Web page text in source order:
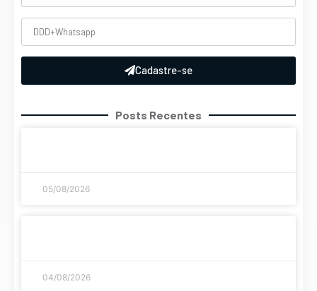
Cadastre-se
Posts Recentes
05/08/2026
04/08/2026